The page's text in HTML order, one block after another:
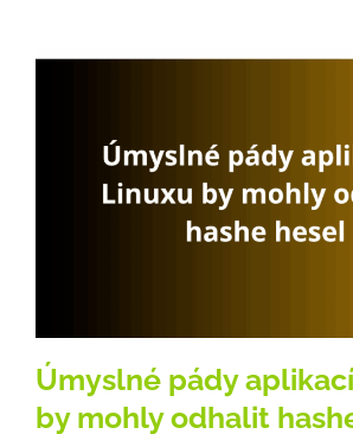
Úmyslné pády
by mohly odhalit